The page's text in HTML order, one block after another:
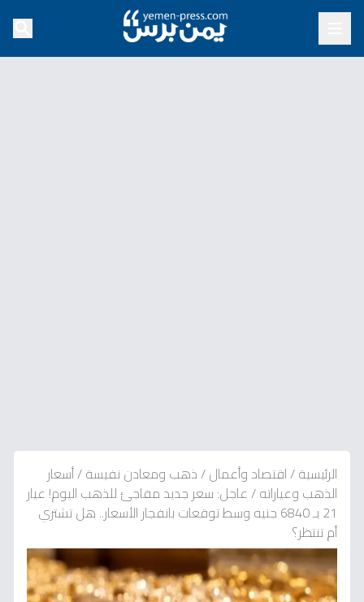
الرئيسية/اقتصاد وأعمال/ذهب ومعادن نفيسة/أسعار
الذهب وعياراته/عاجل: سعر جديد مفاجئ للذهب اليوم! عيار
21 بـ 6840 جنيه وسط توقعات بانفجار الأسعار.. هل تشتري
أم تنتظر؟